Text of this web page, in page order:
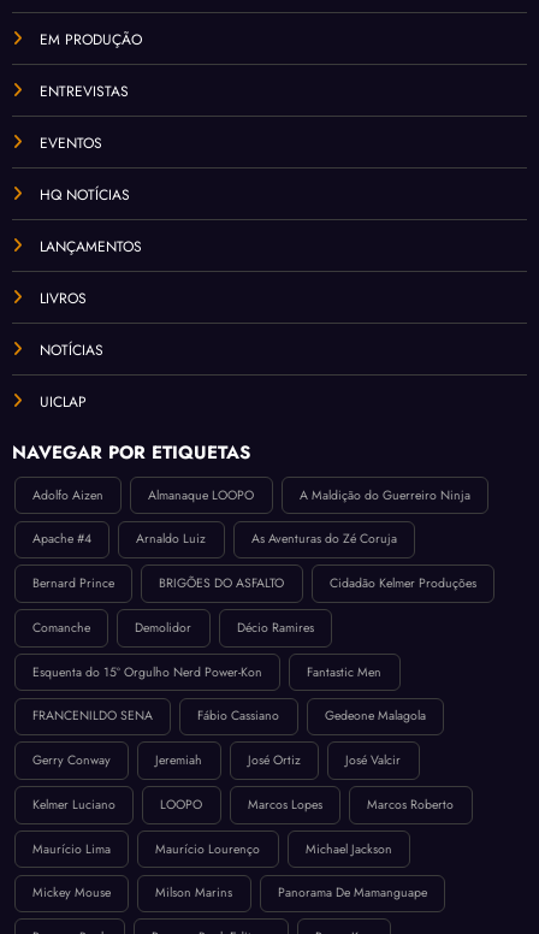
EM PRODUÇÃO
ENTREVISTAS
EVENTOS
HQ NOTÍCIAS
LANÇAMENTOS
LIVROS
NOTÍCIAS
UICLAP
NAVEGAR POR ETIQUETAS
Adolfo Aizen Almanaque LOOPO A Maldição do Guerreiro Ninja
Apache #4 Arnaldo Luiz As Aventuras do Zé Coruja
Bernard Prince BRIGÕES DO ASFALTO Cidadão Kelmer Produções
Comanche Demolidor Décio Ramires
Esquenta do 15º Orgulho Nerd Power-Kon Fantastic Men
FRANCENILDO SENA Fábio Cassiano Gedeone Malagola
Gerry Conway Jeremiah José Ortiz José Valcir
Kelmer Luciano LOOPO Marcos Lopes Marcos Roberto
Maurício Lima Maurício Lourenço Michael Jackson
Mickey Mouse Milson Marins Panorama De Mamanguape